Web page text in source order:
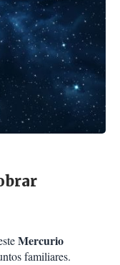
Mercurio
familiares.